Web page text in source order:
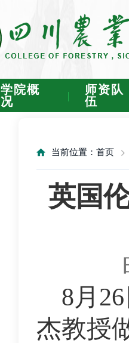
学院概
况
师资队
伍
当前位置： 首页
英国
8月
杰教授